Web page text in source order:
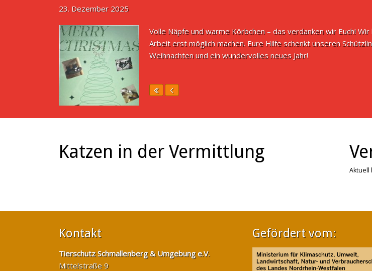
23. Dezember 2025
Volle Näpfe und warme Körbchen – das verdanken wir Euch!
Arbeit erst möglich machen. Eure Hilfe schenkt unseren
Weihnachten und ein wundervolles neues Jahr!
Katzen in der Vermittlung
Aktuell
Kontakt
Tierschutz Schmallenberg & Umgebung e.V.
Mittelstraße 9
Gefördert vom: